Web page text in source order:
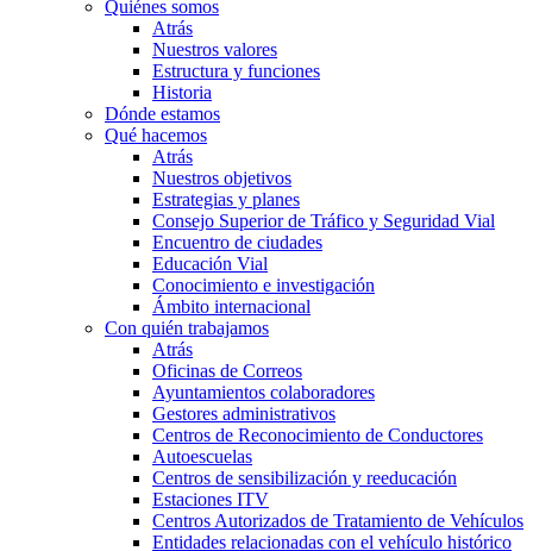
Quiénes somos
Atrás
Nuestros valores
Estructura y funciones
Historia
Dónde estamos
Qué hacemos
Atrás
Nuestros objetivos
Estrategias y planes
Consejo Superior de Tráfico y Seguridad Vial
Encuentro de ciudades
Educación Vial
Conocimiento e investigación
Ámbito internacional
Con quién trabajamos
Atrás
Oficinas de Correos
Ayuntamientos colaboradores
Gestores administrativos
Centros de Reconocimiento de Conductores
Autoescuelas
Centros de sensibilización y reeducación
Estaciones ITV
Centros Autorizados de Tratamiento de Vehículos
Entidades relacionadas con el vehículo histórico